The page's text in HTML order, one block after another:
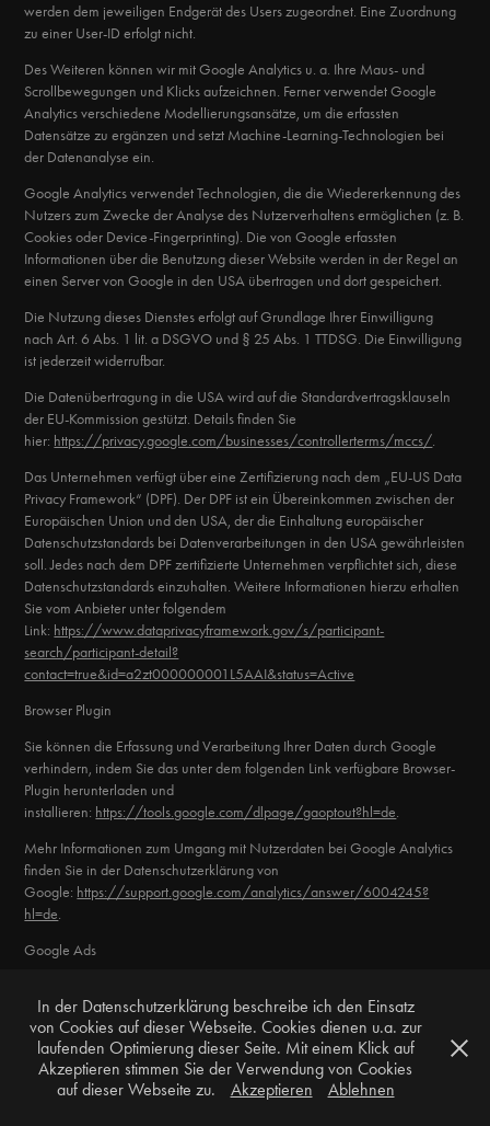
werden dem jeweiligen Endgerät des Users zugeordnet. Eine Zuordnung
zu einer User-ID erfolgt nicht.
Des Weiteren können wir mit Google Analytics u. a. Ihre Maus- und
Scrollbewegungen und Klicks aufzeichnen. Ferner verwendet Google
Analytics verschiedene Modellierungsansätze, um die erfassten
Datensätze zu ergänzen und setzt Machine-Learning-Technologien bei
der Datenanalyse ein.
Google Analytics verwendet Technologien, die die Wiedererkennung des
Nutzers zum Zwecke der Analyse des Nutzerverhaltens ermöglichen (z. B.
Cookies oder Device-Fingerprinting). Die von Google erfassten
Informationen über die Benutzung dieser Website werden in der Regel an
einen Server von Google in den USA übertragen und dort gespeichert.
Die Nutzung dieses Dienstes erfolgt auf Grundlage Ihrer Einwilligung
nach Art. 6 Abs. 1 lit. a DSGVO und § 25 Abs. 1 TTDSG. Die Einwilligung
ist jederzeit widerrufbar.
Die Datenübertragung in die USA wird auf die Standardvertragsklauseln
der EU-Kommission gestützt. Details finden Sie
hier: https://privacy.google.com/businesses/controllerterms/mccs/.
Das Unternehmen verfügt über eine Zertifizierung nach dem „EU-US Data
Privacy Framework“ (DPF). Der DPF ist ein Übereinkommen zwischen der
Europäischen Union und den USA, der die Einhaltung europäischer
Datenschutzstandards bei Datenverarbeitungen in den USA gewährleisten
soll. Jedes nach dem DPF zertifizierte Unternehmen verpflichtet sich, diese
Datenschutzstandards einzuhalten. Weitere Informationen hierzu erhalten
Sie vom Anbieter unter folgendem
Link: https://www.dataprivacyframework.gov/s/participant-
search/participant-detail?
contact=true&id=a2zt000000001L5AAI&status=Active
Browser Plugin
Sie können die Erfassung und Verarbeitung Ihrer Daten durch Google
verhindern, indem Sie das unter dem folgenden Link verfügbare Browser-
Plugin herunterladen und
installieren: https://tools.google.com/dlpage/gaoptout?hl=de.
Mehr Informationen zum Umgang mit Nutzerdaten bei Google Analytics
finden Sie in der Datenschutzerklärung von
Google: https://support.google.com/analytics/answer/6004245?
hl=de.
Google Ads
Werbeprogramm der Google Ireland Limited („Google“), Gordon House,
Barrow Street, Dublin 4, Irland.
Google Ads ermöglicht es uns Werbeanzeigen in der Google-
Suchmaschine oder auf Drittwebseiten auszuspielen, wenn der Nutzer
In der Datenschutzerklärung beschreibe ich den Einsatz
von Cookies auf dieser Webseite. Cookies dienen u.a. zur
laufenden Optimierung dieser Seite. Mit einem Klick auf
Akzeptieren stimmen Sie der Verwendung von Cookies
auf dieser Webseite zu.
Akzeptieren Ablehnen